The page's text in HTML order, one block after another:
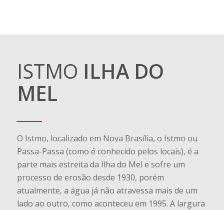
ISTMO ILHA DO
MEL
O Istmo, localizado em Nova Brasília, o Istmo ou
Passa-Passa (como é conhecido pelos locais), é a
parte mais estreita da Ilha do Mel e sofre um
processo de erosão desde 1930, porém
atualmente, a água já não atravessa mais de um
lado ao outro, como aconteceu em 1995. A largura